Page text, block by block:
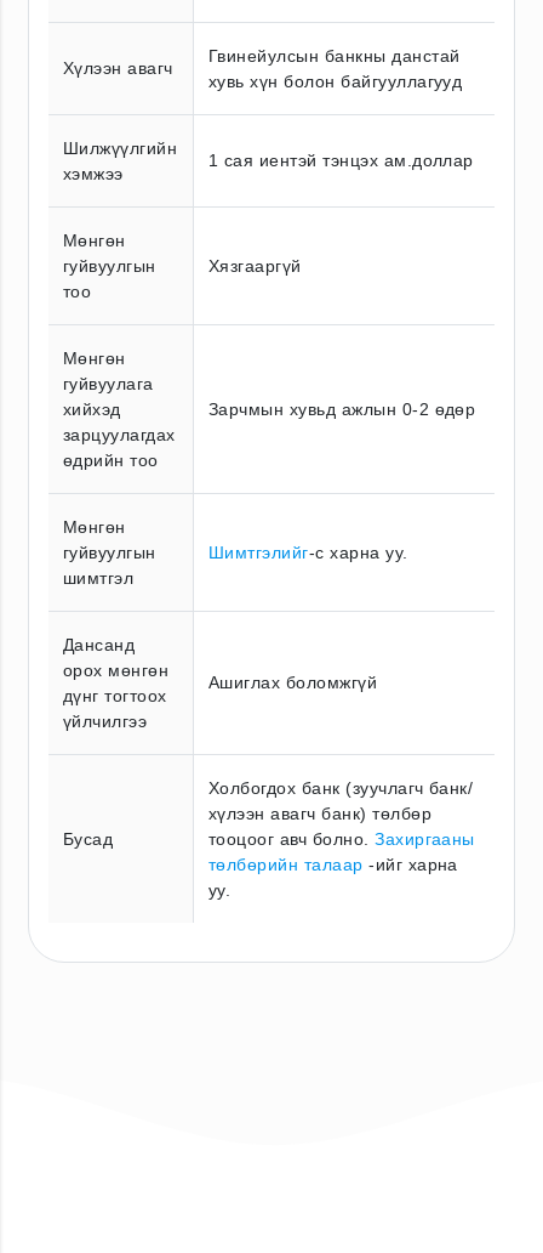
Хүлээн авагч
Гвинейулсын банкны данстай
хувь хүн болон байгууллагууд
Шилжүүлгийн
хэмжээ
1 сая иентэй тэнцэх ам.доллар
Мөнгөн
гуйвуулгын
тоо
Хязгааргүй
Мөнгөн
гуйвуулага
хийхэд
зарцуулагдах
өдрийн тоо
Зарчмын хувьд ажлын 0-2 өдөр
Мөнгөн
гуйвуулгын
шимтгэл
Шимтгэлийг-с харна уу.
Дансанд
орох мөнгөн
дүнг тогтоох
үйлчилгээ
Ашиглах боломжгүй
Бусад
Холбогдох банк (зуучлагч банк/
хүлээн авагч банк) төлбөр
тооцоог авч болно.Захиргааны
төлбөрийн талаар -ийг харна
уу.